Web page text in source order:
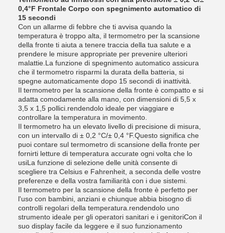
0,4°F Frontale Corpo con spegnimento automatico di
15 secondi
Con un allarme di febbre che ti avvisa quando la
temperatura è troppo alta, il termometro per la scansione
della fronte ti aiuta a tenere traccia della tua salute e a
prendere le misure appropriate per prevenire ulteriori
malattie.La funzione di spegnimento automatico assicura
che il termometro risparmi la durata della batteria, si
spegne automaticamente dopo 15 secondi di inattività.
Il termometro per la scansione della fronte è compatto e si
adatta comodamente alla mano, con dimensioni di 5,5 x
3,5 x 1,5 pollici.rendendolo ideale per viaggiare e
controllare la temperatura in movimento.
Il termometro ha un elevato livello di precisione di misura,
con un intervallo di ± 0,2 °C/± 0,4 °F.Questo significa che
puoi contare sul termometro di scansione della fronte per
fornirti letture di temperatura accurate ogni volta che lo
usiLa funzione di selezione delle unità consente di
scegliere tra Celsius e Fahrenheit, a seconda delle vostre
preferenze e della vostra familiarità con i due sistemi.
Il termometro per la scansione della fronte è perfetto per
l'uso con bambini, anziani e chiunque abbia bisogno di
controlli regolari della temperatura.rendendolo uno
strumento ideale per gli operatori sanitari e i genitoriCon il
suo display facile da leggere e il suo funzionamento